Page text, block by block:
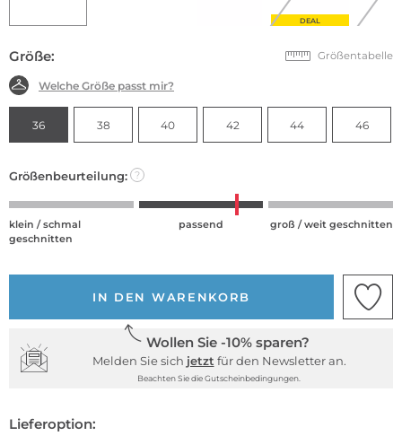
DEAL
Größe: Größentabelle
Welche Größe passt mir?
36 38 40 42 44 46
Größenbeurteilung: ?
klein / schmal
geschnitten
passend groß / weit geschnitten
IN DEN WARENKORB
Wollen Sie -10% sparen?
Melden Sie sich jetzt für den Newsletter an.
Beachten Sie die Gutscheinbedingungen.
Lieferoption: